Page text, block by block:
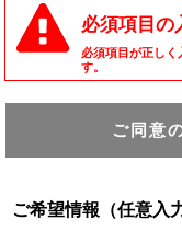
必須項目の
必須項目が正しく
す。
ご同意
ご希望情報（任意入